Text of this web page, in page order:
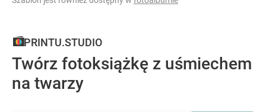
PRINTU.STUDIO
Twórz fotoksiążkę z uśmiechem
na twarzy